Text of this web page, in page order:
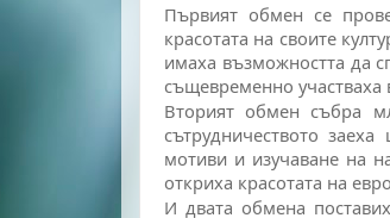
Първият обмен се
красотата на своите
имаха възможността да
същевременно участваха
Вторият обмен събра
сътрудничеството
мотиви и изучаване на
откриха красотата на
И двата обмена